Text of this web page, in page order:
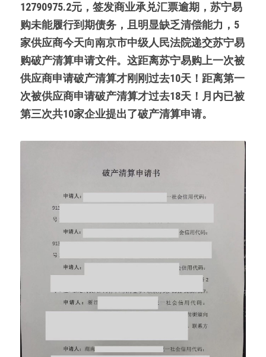
12790975.2元，签发商业承兑汇票逾期，苏宁易
购未能履行到期债务，且明显缺乏清偿能力，5
家供应商今天向南京市中级人民法院递交苏宁易
购破产清算申请文件。这距离苏宁易购上一次被
供应商申请破产清算才刚刚过去10天！距离第一
次被供应商申请破产清算才过去18天！月内已被
第三次共10家企业提出了破产清算申请。